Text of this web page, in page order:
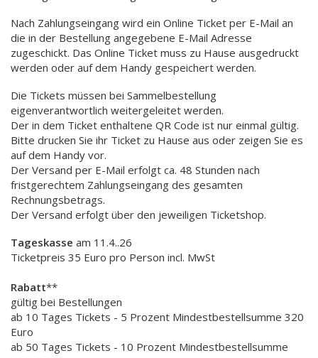
Nach Zahlungseingang wird ein Online Ticket per E-Mail an
die in der Bestellung angegebene E-Mail Adresse
zugeschickt. Das Online Ticket muss zu Hause ausgedruckt
werden oder auf dem Handy gespeichert werden.
Die Tickets müssen bei Sammelbestellung
eigenverantwortlich weitergeleitet werden.
Der in dem Ticket enthaltene QR Code ist nur einmal gültig.
Bitte drucken Sie ihr Ticket zu Hause aus oder zeigen Sie es
auf dem Handy vor.
Der Versand per E-Mail erfolgt ca. 48 Stunden nach
fristgerechtem Zahlungseingang des gesamten
Rechnungsbetrags.
Der Versand erfolgt über den jeweiligen Ticketshop.
Tageskasse am 11.4..26
Ticketpreis 35 Euro pro Person incl. MwSt
Rabatt**
gültig bei Bestellungen
ab 10 Tages Tickets - 5 Prozent Mindestbestellsumme 320
Euro
ab 50 Tages Tickets - 10 Prozent Mindestbestellsumme